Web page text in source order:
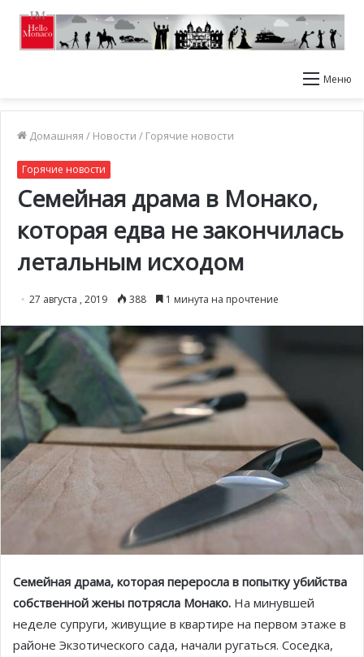
Меню
Домашняя / Новости / Горячие новости
Горячие новости
Семейная драма в Монако,
которая едва не закончилась
летальным исходом
27 августа , 2019 388 1 минута на прочтение
Семейная драма, которая переросла в попытку убийства
собственной жены потрясла Монако. На минувшей
неделе супруги, живущие в квартире на первом этаже в
районе Экзотического сада, начали ругаться. Соседка,